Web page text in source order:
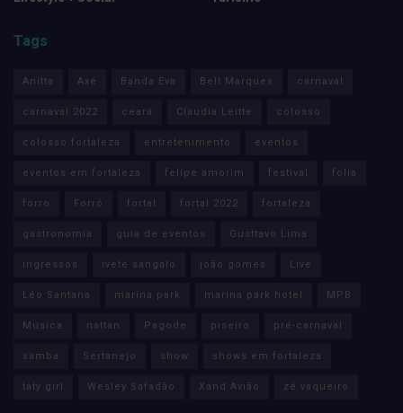
Tags
Anitta Axé Banda Eva Bell Marques carnaval
carnaval 2022 ceará Claudia Leitte colosso
colosso fortaleza entretenimento eventos
eventos em fortaleza felipe amorim festival folia
forro Forró fortal fortal 2022 fortaleza
gastronomia guia de eventos Gusttavo Lima
ingressos ivete sangalo joão gomes Live
Léo Santana marina park marina park hotel MPB
Música nattan Pagode piseiro pré-carnaval
samba Sertanejo show shows em fortaleza
taty girl Wesley Safadão Xand Avião zé vaqueiro